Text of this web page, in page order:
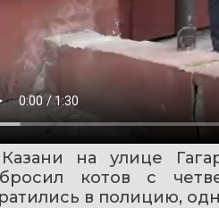
на улице
котов с
в полицию,